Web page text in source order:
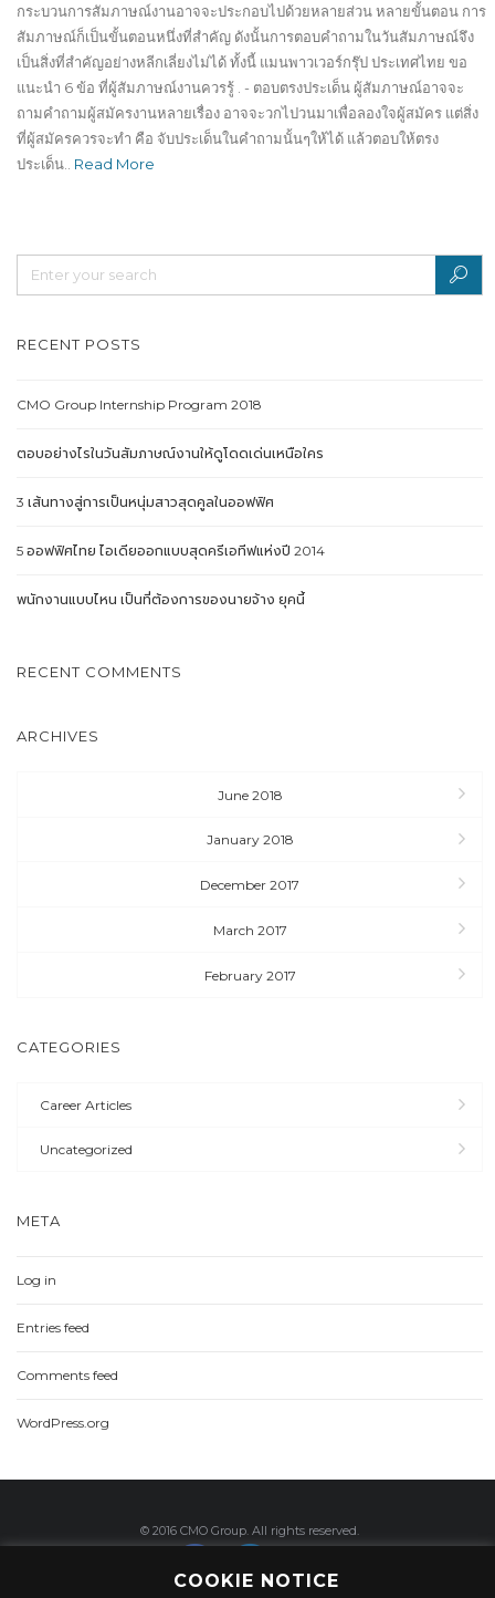
กระบวนการสัมภาษณ์งานอาจจะประกอบไปด้วยหลายส่วน หลายขั้นตอน การ
สัมภาษณ์ก็เป็นขั้นตอนหนึ่งที่สำคัญ ดังนั้นการตอบคำถามในวันสัมภาษณ์จึง
เป็นสิ่งที่สำคัญอย่างหลีกเลี่ยงไม่ได้ ทั้งนี้ แมนพาวเวอร์กรุ๊ป ประเทศไทย ขอ
แนะนำ 6 ข้อ ที่ผู้สัมภาษณ์งานควรรู้ . - ตอบตรงประเด็น ผู้สัมภาษณ์อาจจะ
ถามคำถามผู้สมัครงานหลายเรื่อง อาจจะวกไปวนมาเพื่อลองใจผู้สมัคร แต่สิ่ง
ที่ผู้สมัครควรจะทำ คือ จับประเด็นในคำถามนั้นๆให้ได้ แล้วตอบให้ตรง
ประเด็น..
Read More
RECENT POSTS
CMO Group Internship Program 2018
ตอบอย่างไรในวันสัมภาษณ์งานให้ดูโดดเด่นเหนือใคร
3 เส้นทางสู่การเป็นหนุ่มสาวสุดคูลในออฟฟิศ
5 ออฟฟิศไทย ไอเดียออกแบบสุดครีเอทีฟแห่งปี 2014
พนักงานแบบไหน เป็นที่ต้องการของนายจ้าง ยุคนี้
RECENT COMMENTS
ARCHIVES
June 2018
January 2018
December 2017
March 2017
February 2017
CATEGORIES
Career Articles
Uncategorized
META
Log in
Entries feed
Comments feed
WordPress.org
© 2016 CMO Group. All rights reserved.
COOKIE NOTICE